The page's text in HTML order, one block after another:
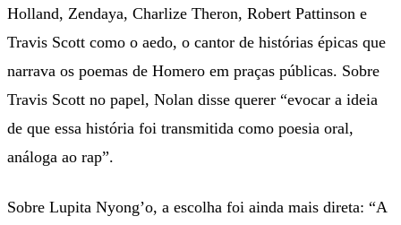
Holland, Zendaya, Charlize Theron, Robert Pattinson e
Travis Scott como o aedo, o cantor de histórias épicas que
narrava os poemas de Homero em praças públicas. Sobre
Travis Scott no papel, Nolan disse querer “evocar a ideia
de que essa história foi transmitida como poesia oral,
análoga ao rap”.
Sobre Lupita Nyong’o, a escolha foi ainda mais direta: “A